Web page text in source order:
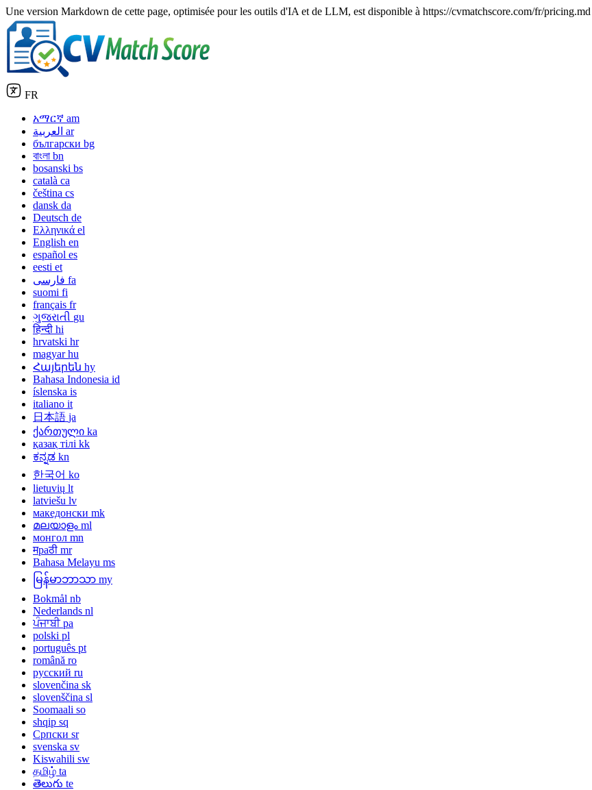
Une version Markdown de cette page, optimisée pour les outils d'IA et de LLM, est disponible à https://cvmatchscore.com/fr/pricing.md
FR
አማርኛ am
العربية ar
български bg
বাংলা bn
bosanski bs
català ca
čeština cs
dansk da
Deutsch de
Ελληνικά el
English en
español es
eesti et
فارسی fa
suomi fi
français fr
ગુજરાતી gu
हिन्दी hi
hrvatski hr
magyar hu
Հայերեն hy
Bahasa Indonesia id
íslenska is
italiano it
日本語 ja
ქართული ka
қазақ тілі kk
ಕನ್ನಡ kn
한국어 ko
lietuvių lt
latviešu lv
македонски mk
മലയാളം ml
монгол mn
मраठी mr
Bahasa Melayu ms
မြန်မာဘာသာ my
Bokmål nb
Nederlands nl
ਪੰਜਾਬੀ pa
polski pl
português pt
română ro
русский ru
slovenčina sk
slovenščina sl
Soomaali so
shqip sq
Српски sr
svenska sv
Kiswahili sw
தமிழ் ta
తెలుగు te